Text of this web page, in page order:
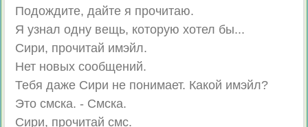
Подождите, дайте я прочитаю.
Я узнал одну вещь, которую хотел бы...
Сири, прочитай имэйл.
Нет новых сообщений.
Тебя даже Сири не понимает. Какой имэйл?
Это смска. - Смска.
Сири, прочитай смс.